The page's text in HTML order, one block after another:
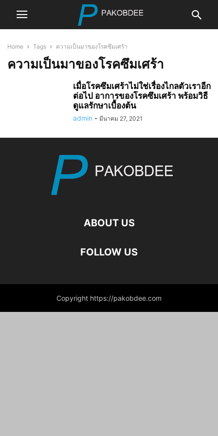
Home Tags ความเป็นมาของโรคซึมเศร้า
ความเป็นมาของโรคซึมเศร้า
เมื่อโรคซึมเศร้าไม่ใช่เรื่องไกลตัวเราอีก
ต่อไป อาการของโรคซึมเศร้า พร้อมวิธี
ดูแลรักษาเบื้องต้น
admin - มีนาคม 27, 2021
ABOUT US
FOLLOW US
Copyright https://pakobdee.com